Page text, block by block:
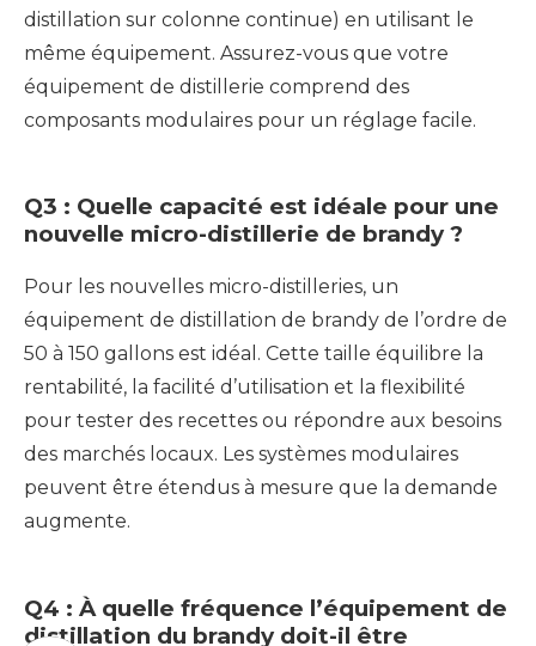
distillation sur colonne continue) en utilisant le
même équipement. Assurez-vous que votre
équipement de distillerie comprend des
composants modulaires pour un réglage facile.
Q3 : Quelle capacité est idéale pour une
nouvelle micro-distillerie de brandy ?
Pour les nouvelles micro-distilleries, un
équipement de distillation de brandy de l’ordre de
50 à 150 gallons est idéal. Cette taille équilibre la
rentabilité, la facilité d’utilisation et la flexibilité
pour tester des recettes ou répondre aux besoins
des marchés locaux. Les systèmes modulaires
peuvent être étendus à mesure que la demande
augmente.
Q4 : À quelle fréquence l’équipement de
distillation du brandy doit-il être